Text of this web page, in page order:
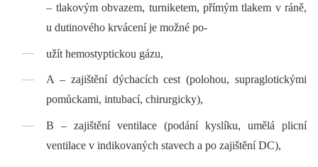
–⁠ tlakovým obvazem, turniketem, přímým tlakem v ráně,
u dutinového krvácení je možné po-
užít hemostyptickou gázu,
A –⁠ zajištění dýchacích cest (polohou, supraglotickými
pomůckami, intubací, chirurgicky),
B –⁠ zajištění ventilace (podání kyslíku, umělá plicní
ventilace v indikovaných stavech a po zajištění DC),